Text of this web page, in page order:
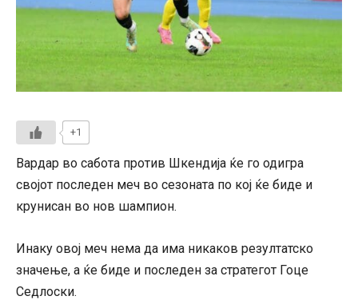
+1
Вардар во сабота против Шкендија ќе го одигра
својот последен меч во сезоната по кој ќе биде и
крунисан во нов шампион.
Инаку овој меч нема да има никаков резултатско
значење, а ќе биде и последен за стратегот Гоце
Седлоски.